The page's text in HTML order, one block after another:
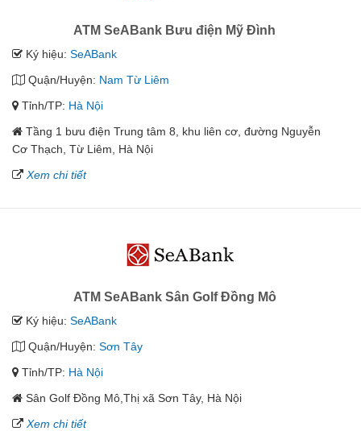
ATM SeABank Bưu điện Mỹ Đình
Ký hiệu: SeABank
Quận/Huyện: Nam Từ Liêm
Tỉnh/TP: Hà Nội
Tầng 1 bưu điện Trung tâm 8, khu liên cơ, đường Nguyễn
Cơ Thạch, Từ Liêm, Hà Nội
Xem chi tiết
ATM SeABank Sân Golf Đồng Mô
Ký hiệu: SeABank
Quận/Huyện: Sơn Tây
Tỉnh/TP: Hà Nội
Sân Golf Đồng Mô,Thị xã Sơn Tây, Hà Nội
Xem chi tiết